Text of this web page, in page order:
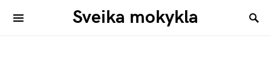
Sveika mokykla